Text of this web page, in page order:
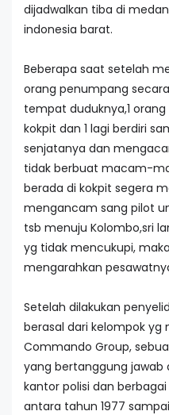
dijadwalkan tiba di
indonesia barat.
Beberapa saat setelah
orang penumpang
tempat duduknya,1
kokpit dan 1 lagi berdiri
senjatanya dan
tidak berbuat macam-
berada di kokpit segera
mengancam sang pilot
tsb menuju Kolombo,sri
yg tidak mencukupi,
mengarahkan
Setelah dilakukan
berasal dari kelompok yg
Commando Group,
yang bertanggung jawab
kantor polisi dan
antara tahun 1977